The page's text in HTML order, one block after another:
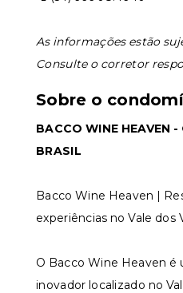
As informações estão
Consulte o corretor
Sobre o
BACCO WINE HEAVEN -
BRASIL
Bacco Wine Heaven |
experiências no Vale dos
O Bacco Wine Heaven
inovador localizado no